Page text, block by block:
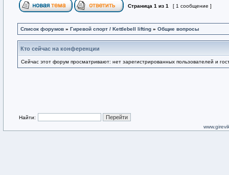
Страница 1 из 1 [ 1 сообщение ]
Список форумов » Гиревой спорт / Kettlebell lifting » Общие вопросы
Кто сейчас на конференции
Сейчас этот форум просматривают: нет зарегистрированных пользователей и
Найти: